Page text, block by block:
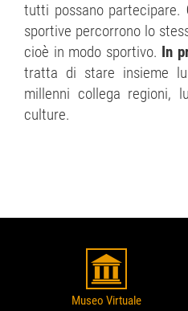
tutti possano partecipare.
sportive percorrono lo
cioè in modo sportivo. In
tratta di stare insieme
millenni collega regioni,
culture.
Museo Virtuale